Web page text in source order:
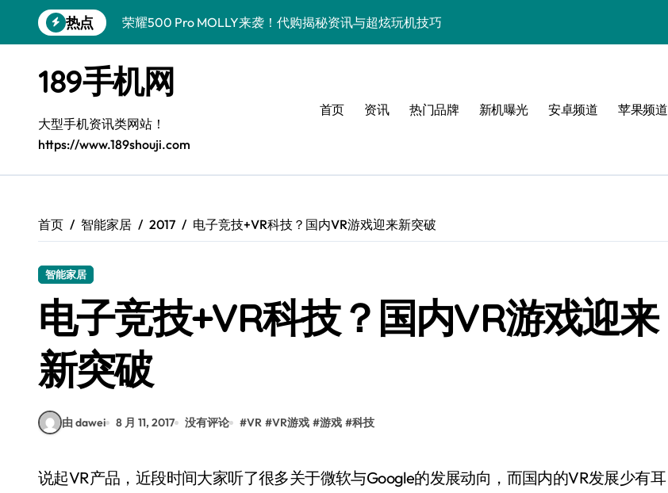
到
热点
荣耀500 Pro MOLLY来袭！代购揭秘资讯与超炫玩机技巧
vivo S50 Pro mini来袭！小屏旗舰亮点，代购速递抢先知！
OPPO Find X9 Pro代购揭秘：亮点速览+超实用技巧大放送！
手机代购揭秘：REDMI K90超全亮点配置，一文速览！
OPPO Find X9抢先看！代购揭秘新机亮点玩法全攻略
三星Galaxy Z Fold7来袭！折叠屏革新，代购抢先揭秘！
真我GT8 Pro新机速递！代购揭秘特色功能，抢先看！
189手机网
大型手机资讯类网站！
https://www.189shouji.com
首页 资讯 热门品牌 新机曝光 安卓频道 苹果频道
首页 智能家居 2017 电子竞技+VR科技？国内VR游戏迎来新突破
智能家居
电子竞技+VR科技？国内VR游戏迎来
新突破
由 dawei 8 月 11, 2017 没有评论 #VR #VR游戏 #游戏 #科技
说起VR产品，近段时间大家听了很多关于微软与Google的发展动向，而国内的VR发展少有耳